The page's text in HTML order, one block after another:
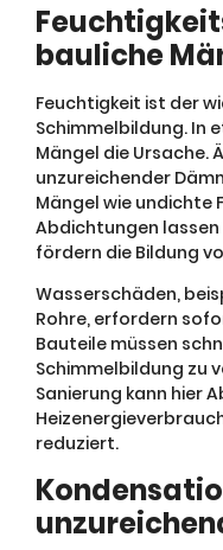
bauliche
Feuchtigkeit ist der
Schimmelbildung. In
Mängel die Ursache.
unzureichender
Mängel wie undichte
Abdichtungen
fördern die Bildung
Wasserschäden,
Rohre, erfordern
Bauteile müssen
Schimmelbildung zu
Sanierung kann hier
reduziert.